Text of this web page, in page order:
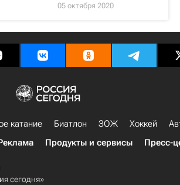
05 октября 2020
катание Биатлон ЗОЖ Хоккей
Продукты и сервисы Пресс-
сегодня»